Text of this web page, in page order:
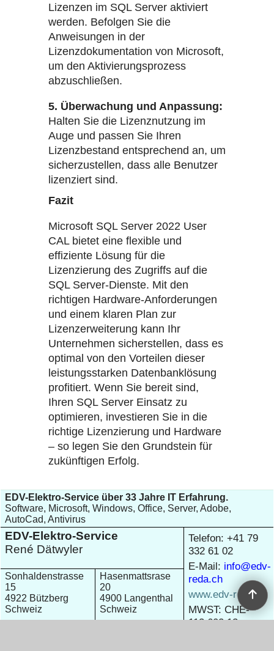
Lizenzen im SQL Server aktiviert
werden. Befolgen Sie die
Anweisungen in der
Lizenzdokumentation von Microsoft,
um den Aktivierungsprozess
abzuschließen.
5. Überwachung und Anpassung:
Halten Sie die Lizenznutzung im
Auge und passen Sie Ihren
Lizenzbestand entsprechend an, um
sicherzustellen, dass alle Benutzer
lizenziert sind.
Fazit
Microsoft SQL Server 2022 User
CAL bietet eine flexible und
effiziente Lösung für die
Lizenzierung des Zugriffs auf die
SQL Server-Dienste. Mit den
richtigen Hardware-Anforderungen
und einem klaren Plan zur
Lizenzerweiterung kann Ihr
Unternehmen sicherstellen, dass es
optimal von den Vorteilen dieser
leistungsstarken Datenbanklösung
profitiert. Wenn Sie bereit sind,
Ihren SQL Server Einsatz zu
optimieren, investieren Sie in die
richtige Lizenzierung und Hardware
– so legen Sie den Grundstein für
zukünftigen Erfolg.
EDV-Elektro-Service über 33 Jahre IT Erfahrung.
Software, Microsoft, Windows, Office, Server, Adobe,
AutoCad, Antivirus
EDV-Elektro-Service
René Dätwyler
Telefon: +41 79
332 61 02
E-Mail: info@edv-
reda.ch
www.edv-reda.ch
MWST: CHE-
113.602.13
Sonhaldenstrasse
15
4922 Bützberg
Schweiz
Hasenmattsrase
20
4900 Langenthal
Schweiz